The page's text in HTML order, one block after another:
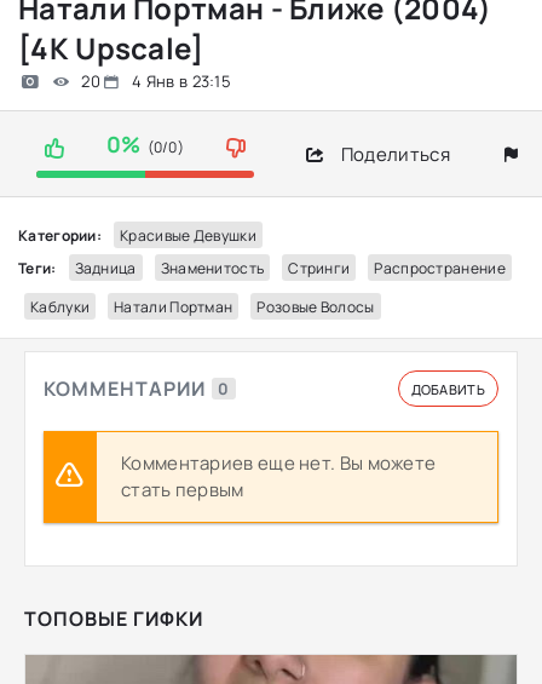
Натали Портман - Ближе (2004)
[4K Upscale]
20 4 Янв в 23:15
0% (0/0) Поделиться
Категории:
Красивые Девушки
Теги:
Задница Знаменитость Стринги
Распространение
Каблуки
Натали Портман Розовые Волосы
КОММЕНТАРИИ 0 ДОБАВИТЬ
Комментариев еще нет. Вы можете
стать первым
ТОПОВЫЕ ГИФКИ